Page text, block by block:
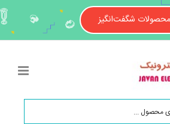
محصولات شگفت‌انگیز